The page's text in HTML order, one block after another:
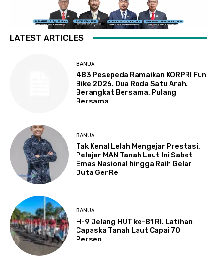
LATEST ARTICLES
BANUA
483 Pesepeda Ramaikan KORPRI Fun
Bike 2026, Dua Roda Satu Arah,
Berangkat Bersama, Pulang
Bersama
BANUA
Tak Kenal Lelah Mengejar Prestasi,
Pelajar MAN Tanah Laut Ini Sabet
Emas Nasional hingga Raih Gelar
Duta GenRe
BANUA
H-9 Jelang HUT ke-81 RI, Latihan
Capaska Tanah Laut Capai 70
Persen